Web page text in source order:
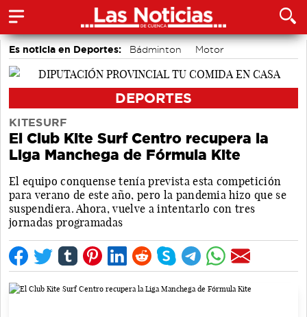
Es noticia en Deportes: Bádminton
Motor
Área de Deportes
DEPORTES
KITESURF
El Club Kite Surf Centro recupera la
Liga Manchega de Fórmula Kite
El equipo conquense tenía prevista esta competición
para verano de este año, pero la pandemia hizo que se
suspendiera. Ahora, vuelve a intentarlo con tres
jornadas programadas